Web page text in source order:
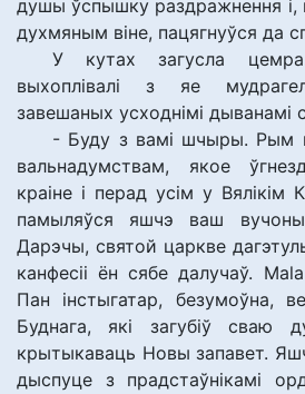
душы ўспышку раздражнення
духмяным віне, пацягнуўся да
У кутах загусла
выхоплівалі з яе
завешаных усходнімі дыванамі
- Буду з вамі шчыры. Рым
вальнадумствам, якое
краіне і перад усім у Вялікім
памыляўся яшчэ ваш
Дарэчы, святой царкве
канфесіі ён сябе далучаў.
Пан інстыгатар, безумоўна,
Буднага, які загубіў сваю
крытыкаваць Новы запавет.
дыспуце з прадстаўнікамі